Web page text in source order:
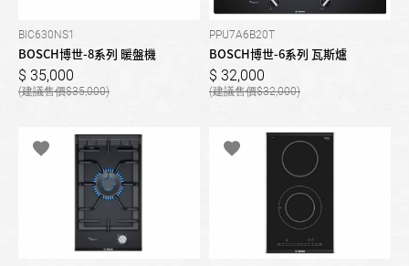
BIC630NS1
BOSCH博世-8系列 暖盤機
35,000
35,000
PPU7A6B20T
BOSCH博世-6系列 瓦斯爐
32,000
32,000